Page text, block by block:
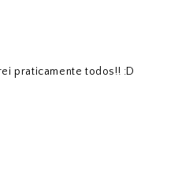
praticamente todos!! :D